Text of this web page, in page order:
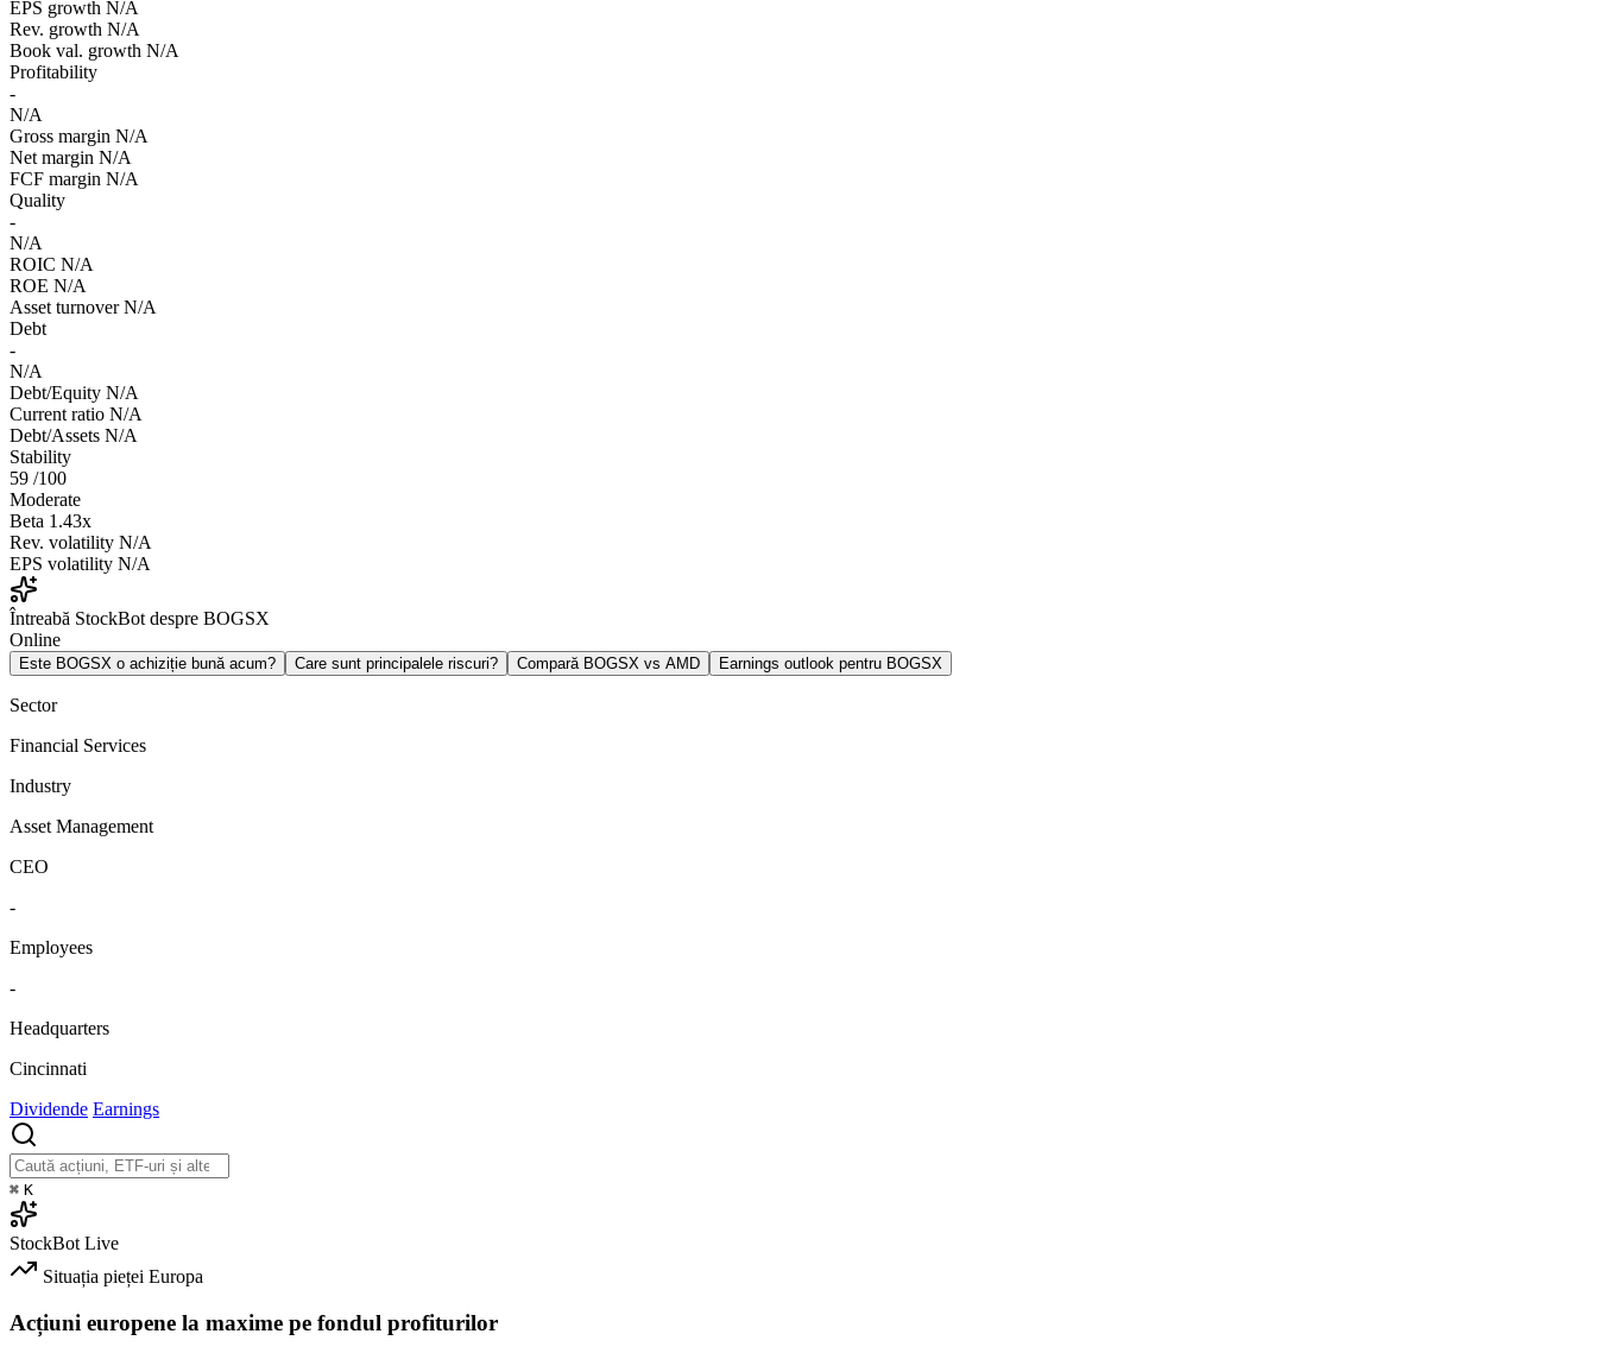
EPS growth N/A
Rev. growth N/A
Book val. growth N/A
Profitability
-
N/A
Gross margin N/A
Net margin N/A
FCF margin N/A
Quality
-
N/A
ROIC N/A
ROE N/A
Asset turnover N/A
Debt
-
N/A
Debt/Equity N/A
Current ratio N/A
Debt/Assets N/A
Stability
59 /100
Moderate
Beta 1.43x
Rev. volatility N/A
EPS volatility N/A
Întreabă StockBot despre BOGSX
Online
Este BOGSX o achiziție bună acum? Care sunt principalele riscuri? Compară BOGSX vs AMD Earnings outlook pentru BOGSX
Sector
Financial Services
Industry
Asset Management
CEO
-
Employees
-
Headquarters
Cincinnati
Dividende Earnings
⌘ K
StockBot Live
Situația pieței Europa
Acțiuni europene la maxime pe fondul profiturilor